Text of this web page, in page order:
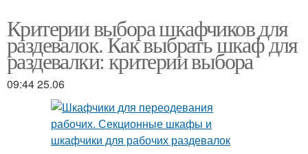
Критерии выбора шкафчиков для
раздевалок. Как выбрать шкаф для
раздевалки: критерии выбора
09:44 25.06